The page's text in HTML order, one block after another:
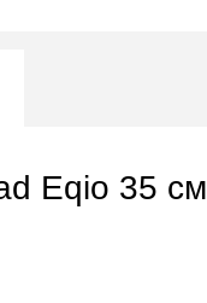
Eqio 35 см